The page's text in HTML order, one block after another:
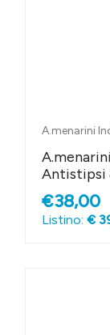
A.menarini
Antistipsi
€38,00
Listino: €